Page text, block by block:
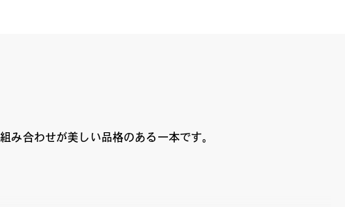
み合わせが美しい品格のある一本です。